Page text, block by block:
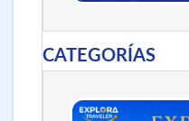
CATEGORÍAS